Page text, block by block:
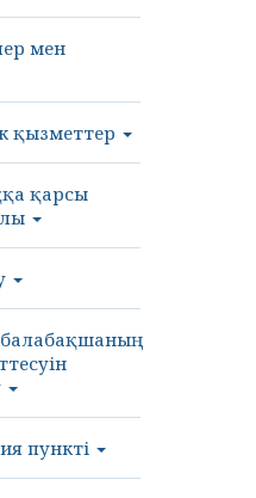
мен
қызметтер
қарсы
пункті